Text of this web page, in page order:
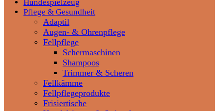
Hundespielzeug
Pflege & Gesundheit
Adaptil
Augen- & Ohrenpflege
Fellpflege
Schermaschinen
Shampoos
Trimmer & Scheren
Fellkämme
Fellpflegeprodukte
Frisiertische